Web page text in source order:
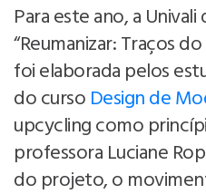
Para este ano, a
“Reumanizar: Traços
foi elaborada pelos
do curso Design de
upcycling como
professora Luciane
do projeto, o